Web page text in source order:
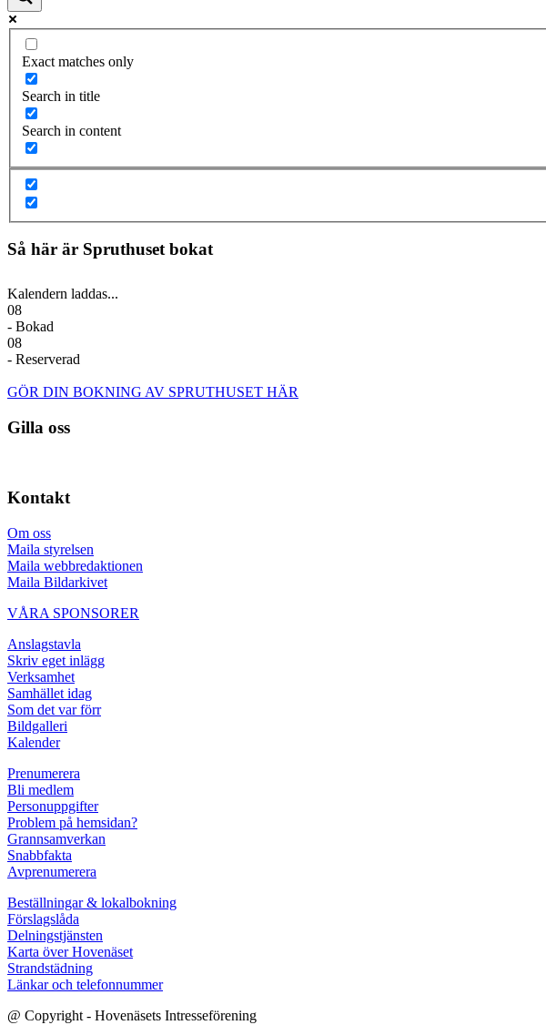
Exact matches only
Search in title
Search in content
Så här är Spruthuset bokat
Kalendern laddas...
08
- Bokad
08
- Reserverad
GÖR DIN BOKNING AV SPRUTHUSET HÄR
Gilla oss
Kontakt
Om oss
Maila styrelsen
Maila webbredaktionen
Maila Bildarkivet
VÅRA SPONSORER
Anslagstavla
Skriv eget inlägg
Verksamhet
Samhället idag
Som det var förr
Bildgalleri
Kalender
Prenumerera
Bli medlem
Personuppgifter
Problem på hemsidan?
Grannsamverkan
Snabbfakta
Avprenumerera
Beställningar & lokalbokning
Förslagslåda
Delningstjänsten
Karta över Hovenäset
Strandstädning
Länkar och telefonnummer
@ Copyright - Hovenäsets Intresseförening